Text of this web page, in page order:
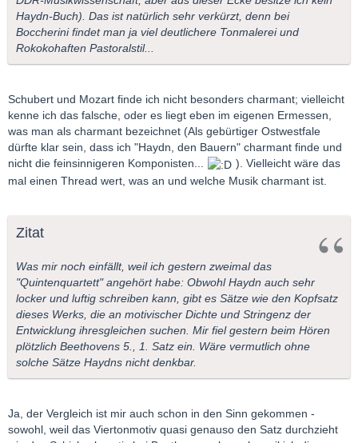
Haydn-Buch). Das ist natürlich sehr verkürzt, denn bei
Boccherini findet man ja viel deutlichere Tonmalerei und
Rokokohaften Pastoralstil...
Schubert und Mozart finde ich nicht besonders charmant; vielleicht
kenne ich das falsche, oder es liegt eben im eigenen Ermessen,
was man als charmant bezeichnet (Als gebürtiger Ostwestfale
dürfte klar sein, dass ich "Haydn, den Bauern" charmant finde und
nicht die feinsinnigeren Komponisten...
). Vielleicht wäre das
mal einen Thread wert, was an und welche Musik charmant ist.
Zitat
Was mir noch einfällt, weil ich gestern zweimal das
"Quintenquartett" angehört habe: Obwohl Haydn auch sehr
locker und luftig schreiben kann, gibt es Sätze wie den Kopfsatz
dieses Werks, die an motivischer Dichte und Stringenz der
Entwicklung ihresgleichen suchen. Mir fiel gestern beim Hören
plötzlich Beethovens 5., 1. Satz ein. Wäre vermutlich ohne
solche Sätze Haydns nicht denkbar.
Ja, der Vergleich ist mir auch schon in den Sinn gekommen -
sowohl, weil das Viertonmotiv quasi genauso den Satz durchzieht